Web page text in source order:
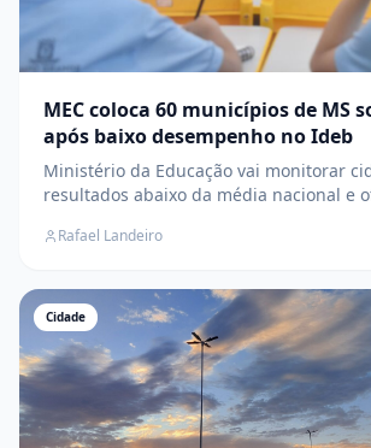
MEC coloca 60 municípios de MS
após baixo desempenho no Ideb
Ministério da Educação vai monitorar
resultados abaixo da média nacional e
Rafael Landeiro
Cidade